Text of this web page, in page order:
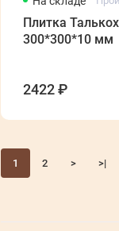
Плитка
300*300*10 мм
2422 ₽
1 2 > >|